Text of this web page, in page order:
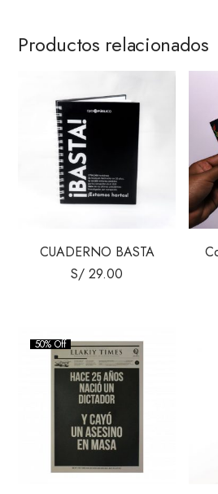
Productos relacionados
CUADERNO BASTA
S/ 29.00
50% Off